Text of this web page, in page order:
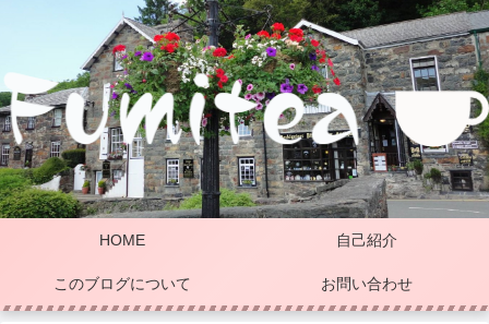
HOME 自己紹介
このブログについて お問い合わせ